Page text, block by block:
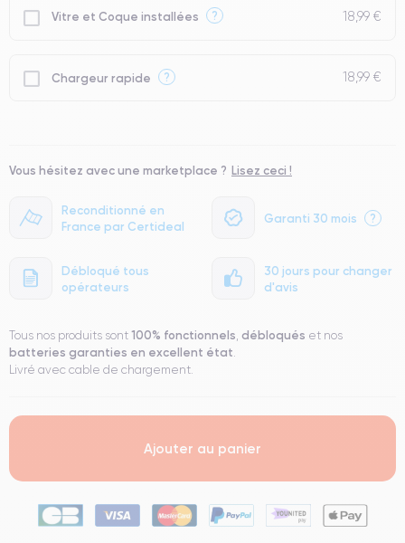
Reconditionné en
France par Certideal
Garanti 30 mois ?
Débloqué tous
opérateurs
30 jours pour changer
d'avis
Vitre et Coque installées ? 18,99 €
Chargeur rapide ? 18,99 €
Vous hésitez avec une marketplace ? Lisez ceci !
Tous nos produits sont 100% fonctionnels, débloqués et nos
batteries garanties en excellent état.
Livré avec cable de chargement.
Ajouter au panier